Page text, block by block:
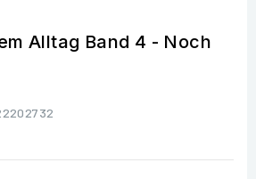
Alltag Band 4 - Noch